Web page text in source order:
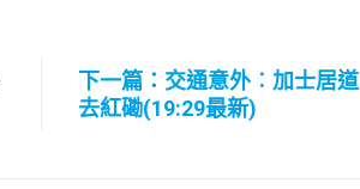
下一篇：交通意外︰加士居道
去紅磡(19:29最新)